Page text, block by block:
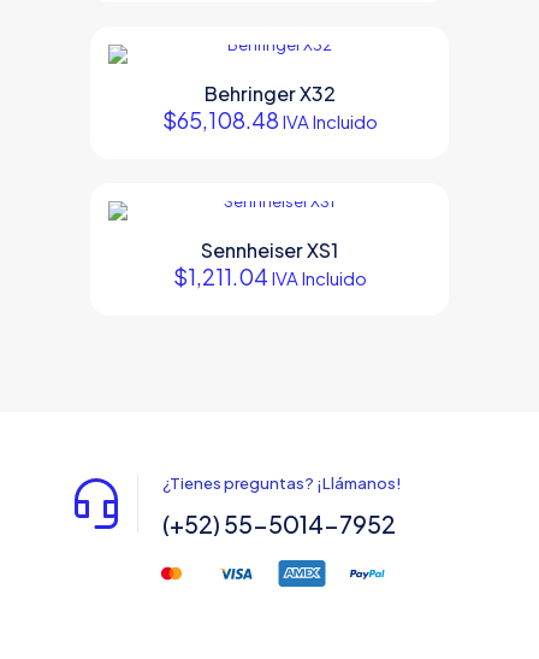
Behringer X32
$65,108.48 IVA Incluido
Sennheiser XS1
$1,211.04 IVA Incluido
¿Tienes preguntas? ¡Llámanos!
(+52) 55-5014-7952